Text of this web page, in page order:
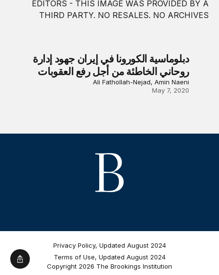
دبلوماسية الكورونا في إيران جهود إدارة
روحاني الخاطئة من أجل رفع العقوبات
Ali Fathollah-Nejad, Amin Naeni
May 7, 2020
Privacy Policy, Updated August 2024
Terms of Use, Updated August 2024
Copyright 2026 The Brookings Institution